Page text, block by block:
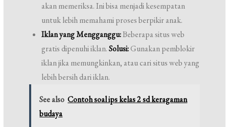
akan memeriksa. Ini bisa menjadi kesempatan
untuk lebih memahami proses berpikir anak.
Iklan yang Mengganggu:Beberapa situs web
gratis dipenuhi iklan.Solusi:Gunakan pemblokir
iklan jika memungkinkan, atau cari situs web yang
lebih bersih dari iklan.
See also Contoh soal ips kelas 2 sd keragaman
budaya